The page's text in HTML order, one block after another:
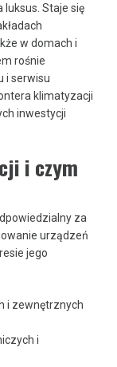
Staje się
w domach i
rośnie
i serwisu
klimatyzacji
inwestycji
i czym
za
urządzeń
jego
i zewnętrznych
i